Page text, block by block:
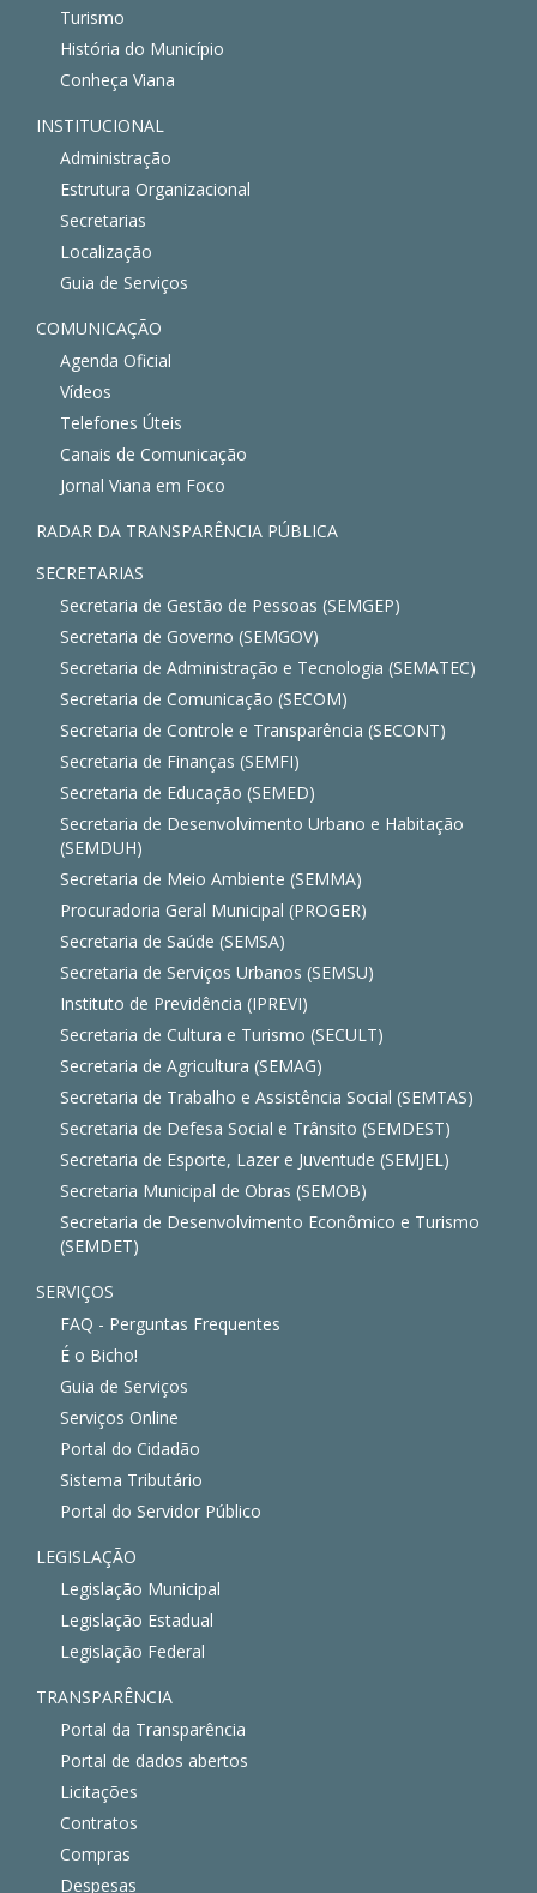
Turismo
História do Município
Conheça Viana
INSTITUCIONAL
Administração
Estrutura Organizacional
Secretarias
Localização
Guia de Serviços
COMUNICAÇÃO
Agenda Oficial
Vídeos
Telefones Úteis
Canais de Comunicação
Jornal Viana em Foco
RADAR DA TRANSPARÊNCIA PÚBLICA
SECRETARIAS
Secretaria de Gestão de Pessoas (SEMGEP)
Secretaria de Governo (SEMGOV)
Secretaria de Administração e Tecnologia (SEMATEC)
Secretaria de Comunicação (SECOM)
Secretaria de Controle e Transparência (SECONT)
Secretaria de Finanças (SEMFI)
Secretaria de Educação (SEMED)
Secretaria de Desenvolvimento Urbano e Habitação
(SEMDUH)
Secretaria de Meio Ambiente (SEMMA)
Procuradoria Geral Municipal (PROGER)
Secretaria de Saúde (SEMSA)
Secretaria de Serviços Urbanos (SEMSU)
Instituto de Previdência (IPREVI)
Secretaria de Cultura e Turismo (SECULT)
Secretaria de Agricultura (SEMAG)
Secretaria de Trabalho e Assistência Social (SEMTAS)
Secretaria de Defesa Social e Trânsito (SEMDEST)
Secretaria de Esporte, Lazer e Juventude (SEMJEL)
Secretaria Municipal de Obras (SEMOB)
Secretaria de Desenvolvimento Econômico e Turismo
(SEMDET)
SERVIÇOS
FAQ - Perguntas Frequentes
É o Bicho!
Guia de Serviços
Serviços Online
Portal do Cidadão
Sistema Tributário
Portal do Servidor Público
LEGISLAÇÃO
Legislação Municipal
Legislação Estadual
Legislação Federal
TRANSPARÊNCIA
Portal da Transparência
Portal de dados abertos
Licitações
Contratos
Compras
Despesas